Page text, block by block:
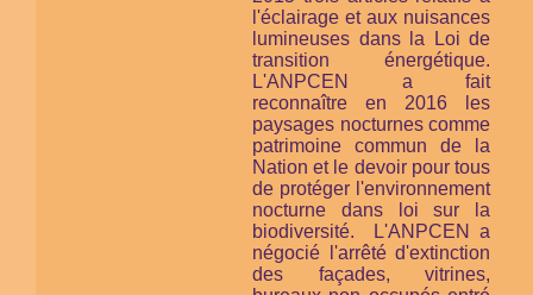
l'éclairage et aux nuisances
lumineuses dans la Loi de
transition énergétique.
L'ANPCEN a fait
reconnaître en 2016 les
paysages nocturnes comme
patrimoine commun de la
Nation et le devoir pour tous
de protéger l'environnement
nocturne dans loi sur la
biodiversité.
L'ANPCEN a
négocié l'arrêté d'extinction
des façades, vitrines,